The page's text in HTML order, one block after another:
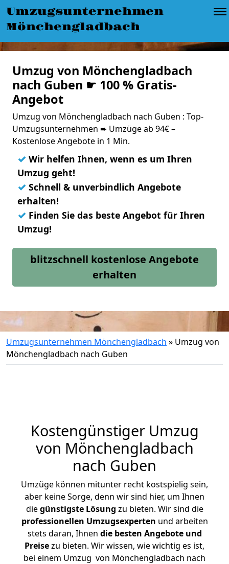
Umzugsunternehmen
Mönchengladbach
Umzug von Mönchengladbach
nach Guben ☛ 100 % Gratis-
Angebot
Umzug von Mönchengladbach nach Guben : Top-
Umzugsunternehmen ➨ Umzüge ab 94€ –
Kostenlose Angebote in 1 Min.
✓ Wir helfen Ihnen, wenn es um Ihren
Umzug geht!
✓ Schnell & unverbindlich Angebote
erhalten!
✓ Finden Sie das beste Angebot für Ihren
Umzug!
blitzschnell kostenlose Angebote
erhalten
Umzugsunternehmen Mönchengladbach » Umzug von
Mönchengladbach nach Guben
Kostengünstiger Umzug
von Mönchengladbach
nach Guben
Umzüge können mitunter recht kostspielig sein,
aber keine Sorge, denn wir sind hier, um Ihnen
diegünstigste Lösung zu bieten. Wir sind die
professionellen Umzugsexperten und arbeiten
stets daran, Ihnen die besten Angebote und
Preisezu bieten. Wir wissen, wie wichtig es ist,
bei einem Umzug von Mönchengladbach nach